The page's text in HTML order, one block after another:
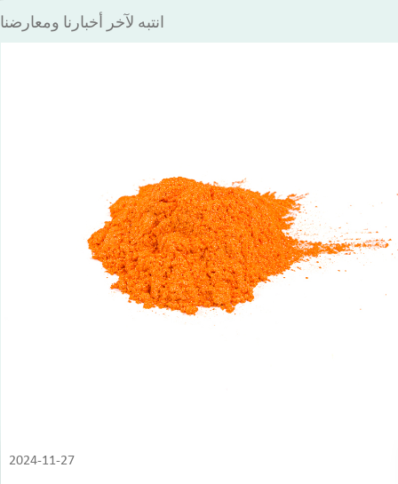
انتبه لآخر أخبارنا ومعارضنا
2024-11-27